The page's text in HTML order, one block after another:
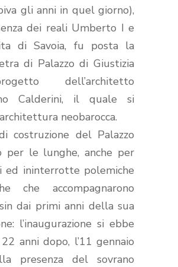
gli anni in quel giorno),
dei reali Umberto I e
di Savoia, fu posta la
di Palazzo di Giustizia
dell’architetto
Calderini, il quale si
neobarocca.
costruzione del Palazzo
per le lunghe, anche per
ed ininterrotte polemiche
che accompagnarono
sin dai primi anni della sua
l’inaugurazione si ebbe
anni dopo, l’11 gennaio
presenza del sovrano